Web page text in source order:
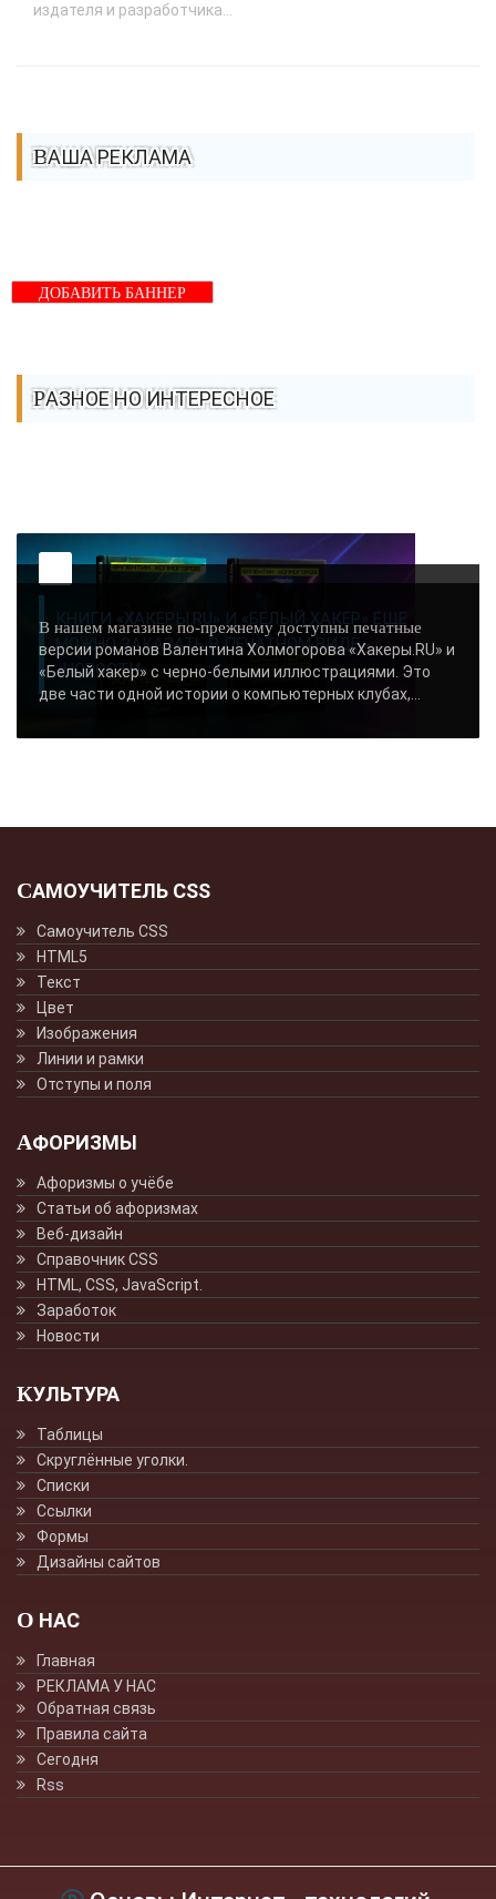
издателя и разработчика...
ВАША РЕКЛАМА
ДОБАВИТЬ БАННЕР
РАЗНОЕ НО ИНТЕРЕСНОЕ
КНИГИ «ХАКЕРЫ.RU» И «БЕЛЫЙ ХАКЕР» ЕЩЕ
МОЖНО ЗАКАЗАТЬ В ПЕЧАТНОМ ВИДЕ -
«НОВОСТИ»..
В нашем магазине по-прежнему доступны печатные
версии романов Валентина Холмогорова «Хакеры.RU» и
«Белый хакер» с черно-белыми иллюстрациями. Это
две части одной истории о компьютерных клубах,...
САМОУЧИТЕЛЬ CSS
Самоучитель CSS
HTML5
Текст
Цвет
Изображения
Линии и рамки
Отступы и поля
АФОРИЗМЫ
Афоризмы о учёбе
Статьи об афоризмах
Веб-дизайн
Справочник CSS
HTML, CSS, JavaScript.
Заработок
Новости
КУЛЬТУРА
Таблицы
Скруглённые уголки.
Списки
Ссылки
Формы
Дизайны сайтов
О НАС
Главная
РЕКЛАМА У НАС
Обратная связь
Правила сайта
Сегодня
Rss